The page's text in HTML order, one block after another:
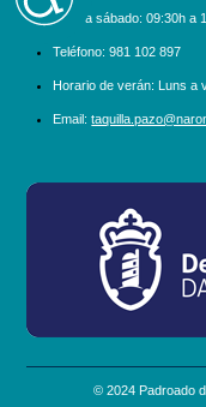
Luns a sábado: 09:30h a
Teléfono: 981 102 897
Horario de verán: Luns a
Email:
© 2024 Padroado